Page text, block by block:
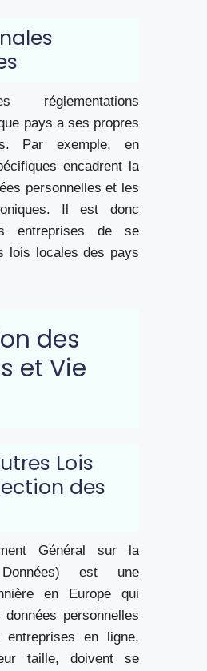
pays a ses propres
Par exemple, en
encadrent la
personnelles et les
Il est donc
entreprises de se
lois locales des pays
des
et Vie
Lois
des
Général sur la
est une
en Europe qui
personnelles
en ligne,
taille, doivent se